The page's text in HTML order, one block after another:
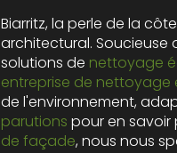
Biarritz, la perle de la
architectural. Soucieuse
solutions de nettoyage
entreprise de nettoyage
de l'environnement,
parutions pour en savoir
de façade, nous nous